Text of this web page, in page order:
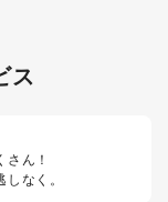
ス
ん！
なく。